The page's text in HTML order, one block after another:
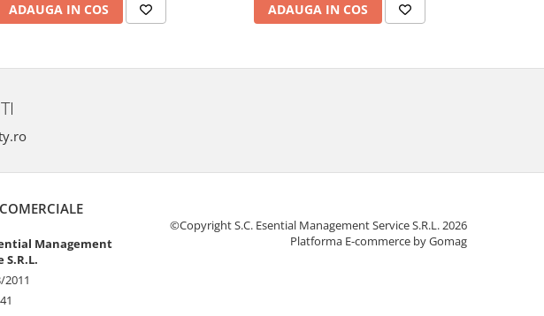
ADAUGA IN COS ADAUGA IN COS
Management
S.R.L.
2011
©Copyright S.C. Esential Management Service S.R.L. 2026
Platforma E-commerce by Gomag